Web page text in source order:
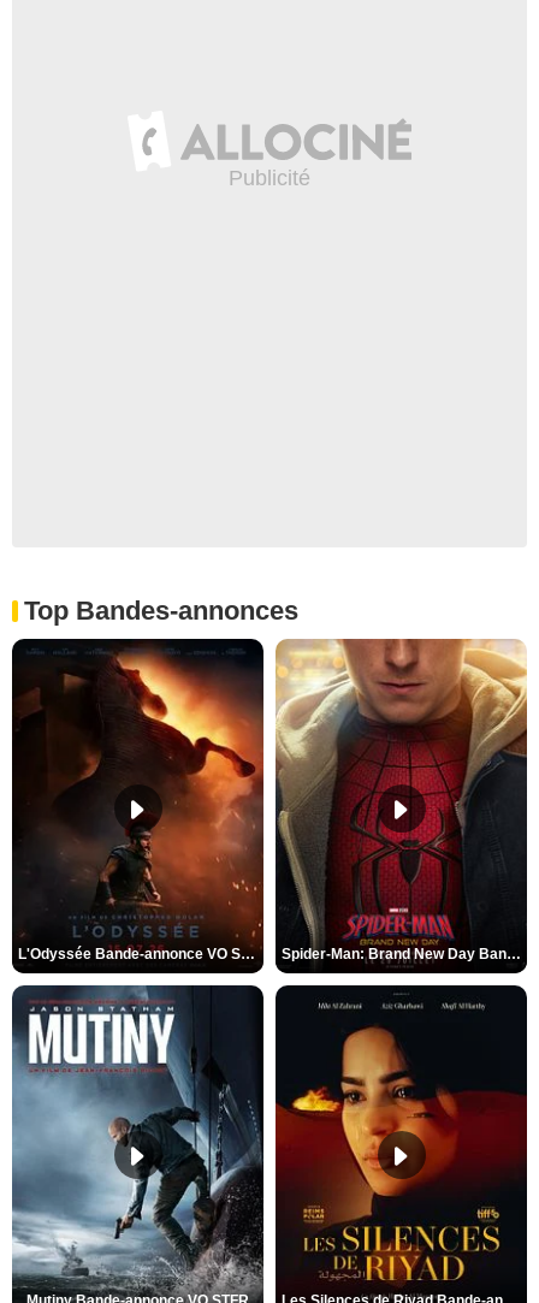
Top Bandes-annonces
L'Odyssée Bande-annonce VO STFR Spider-Man: Brand New Day Bande-annonce VO STFR